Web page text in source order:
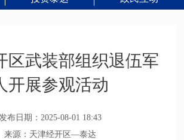
区武装部组织退伍军
开展参观活动
布日期：2025-08-01 18:43
来源：天津经开区—泰达